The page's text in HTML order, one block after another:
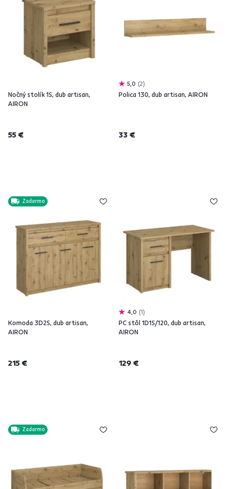
Nočný stolík 1S, dub artisan,
AIRON
55 €
5,0 2
Polica 130, dub artisan, AIRON
33 €
Zadarmo
Komoda 3D2S, dub artisan,
AIRON
215 €
4,0 1
PC stôl 1D1S/120, dub artisan,
AIRON
129 €
Zadarmo